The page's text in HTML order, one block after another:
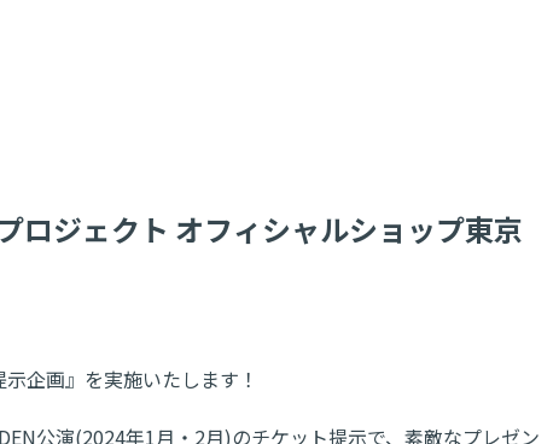
ジェクト オフィシャルショップ東京
企画』を実施いたします！
公演(2024年1月・2月)のチケット提示で、素敵なプレゼン